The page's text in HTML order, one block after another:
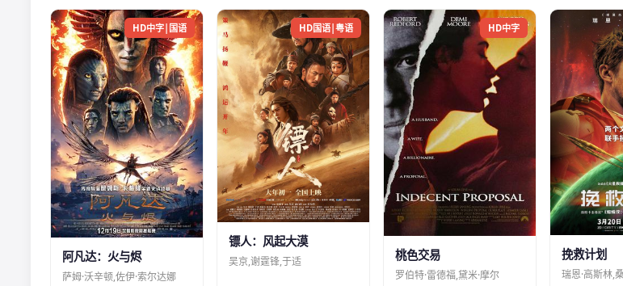
HD中字|国语
阿凡达：火与烬
萨姆·沃辛顿,佐伊·索尔达娜
HD国语|粤语
镖人：风起大漠
吴京,谢霆锋,于适
HD中字
桃色交易
罗伯特·雷德福,黛米·摩尔
挽救计划
瑞恩·高斯林,